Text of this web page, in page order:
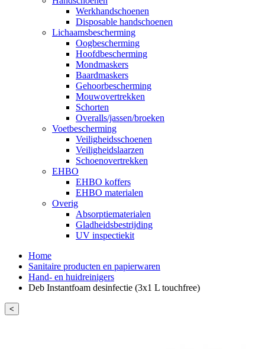
Werkhandschoenen
Disposable handschoenen
Lichaamsbescherming
Oogbescherming
Hoofdbescherming
Mondmaskers
Baardmaskers
Gehoorbescherming
Mouwovertrekken
Schorten
Overalls/jassen/broeken
Voetbescherming
Veiligheidsschoenen
Veiligheidslaarzen
Schoenovertrekken
EHBO
EHBO koffers
EHBO materialen
Overig
Absorptiematerialen
Gladheidsbestrijding
UV inspectiekit
Home
Sanitaire producten en papierwaren
Hand- en huidreinigers
Deb Instantfoam desinfectie (3x1 L touchfree)
<